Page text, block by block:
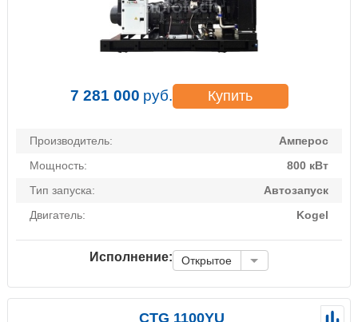
7 281 000 руб. Купить
Производитель:
Амперос
Мощность:
800 кВт
Тип запуска:
Автозапуск
Двигатель:
Kogel
Исполнение: Открытое
CTG 1100YU